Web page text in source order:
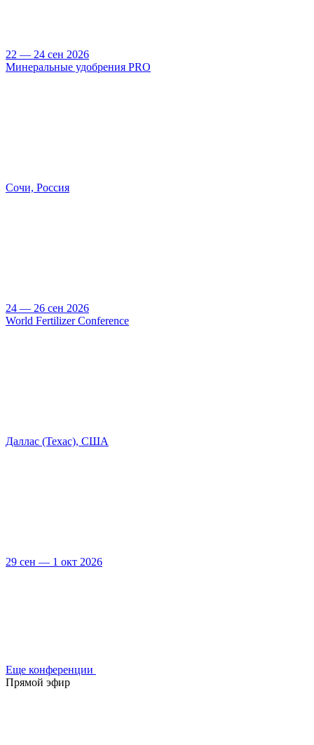
22 — 24 сен 2026
Минеральные удобрения PRO
Сочи, Россия
24 — 26 сен 2026
World Fertilizer Conference
Даллас (Техас), США
29 сен — 1 окт 2026
Еще конференции
Прямой эфир